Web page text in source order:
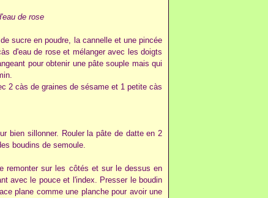
de rose
sucre en poudre, la cannelle et une pincée
d'eau de rose et mélanger avec les doigts
pour obtenir une pâte souple mais qui
2 càs de graines de sésame et 1 petite càs
bien sillonner. Rouler la pâte de datte en 2
boudins de semoule.
sur les côtés et sur le dessus en
avec le pouce et l'index. Presser le boudin
plane comme une planche pour avoir une